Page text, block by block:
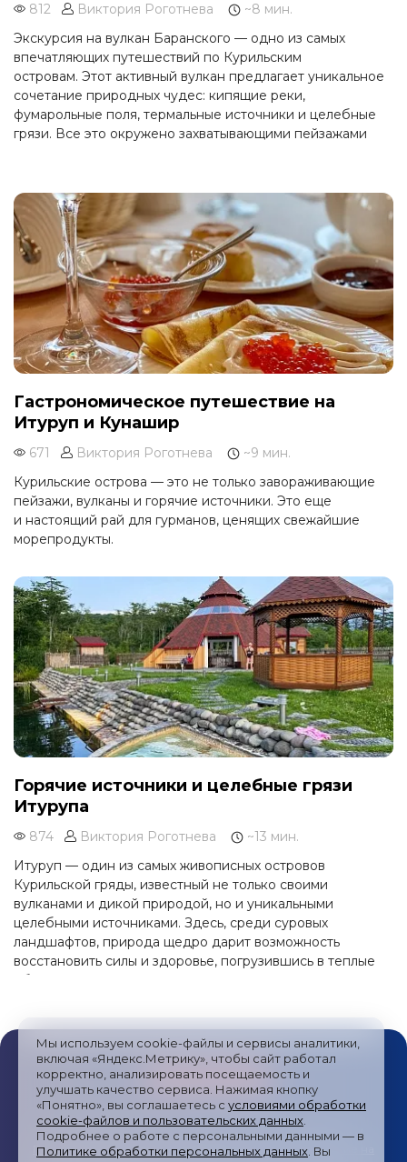
Мы используем cookie-файлы и сервисы аналитики,
включая «Яндекс.Метрику», чтобы сайт работал
корректно, анализировать посещаемость и
улучшать качество сервиса. Нажимая кнопку
«Понятно», вы соглашаетесь с условиями обработки
cookie-файлов и пользовательских данных
Подробнее о работе с персональными данными — в
Политике обработки персональных данных . Вы
812 Виктория Роготнева
~8 мин.
Экскурсия на вулкан Баранского — одно из самых
впечатляющих путешествий по Курильским
островам. Этот активный вулкан предлагает уникальное
сочетание природных чудес: кипящие реки,
фумарольные поля, термальные источники и целебные
грязи. Все это окружено захватывающими пейзажами
Гастрономическое путешествие на
Итуруп и Кунашир
671 Виктория Роготнева
~9 мин.
Курильские острова — это не только завораживающие
пейзажи, вулканы и горячие источники. Это еще
и настоящий рай для гурманов, ценящих свежайшие
морепродукты.
Горячие источники и целебные грязи
Итурупа
874 Виктория Роготнева
~13 мин.
Итуруп — один из самых живописных островов
Курильской гряды, известный не только своими
вулканами и дикой природой, но и уникальными
целебными источниками. Здесь, среди суровых
ландшафтов, природа щедро дарит возможность
восстановить силы и здоровье, погрузившись в теплые
объятия минеральных вод.
Публичная оферта/Пользовательское соглашение/
Политика обработки персональных данных/Согласие на